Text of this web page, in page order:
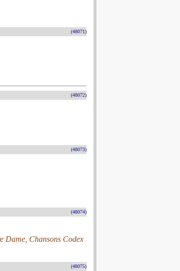
(48071)
(48072)
(48073)
(48074)
Dame, Chansons Codex
(48075)